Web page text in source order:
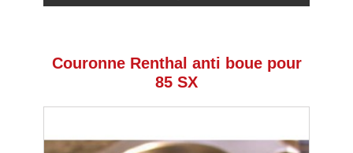
Couronne Renthal anti boue pour
85 SX